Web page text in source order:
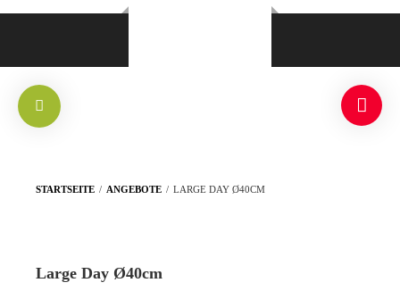
STARTSEITE / ANGEBOTE / LARGE DAY Ø40CM
Large Day Ø40cm